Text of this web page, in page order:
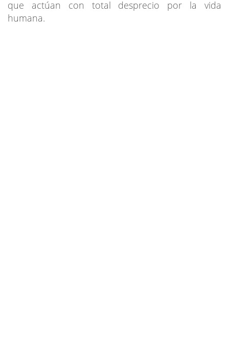
que actúan con total desprecio por la vida
humana.